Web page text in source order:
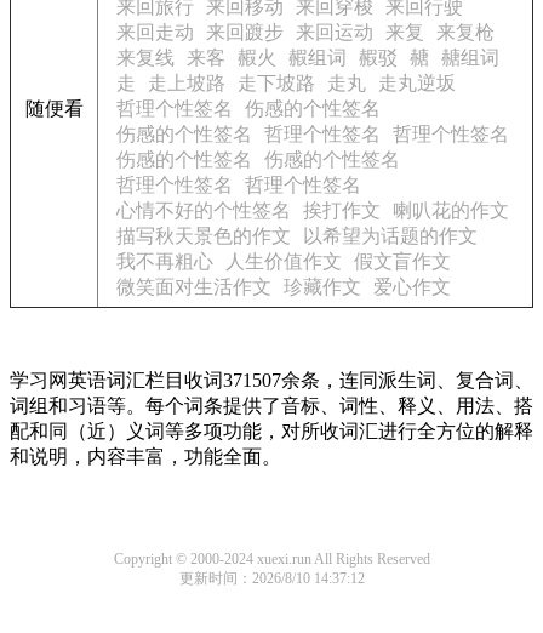
随便看
来回旅行
来回移动 来回穿梭
来回行驶
来回走动
来回踱步 来回运动 来复
来复枪
来复线
来客 赮火 赮组词 赮驳 赯
赯组词
走
走上坡路 走下坡路 走丸
走丸逆坂
哲理个性签名
伤感的个性签名
伤感的个性签名
哲理个性签名
哲理个性签名
伤感的个性签名
伤感的个性签名
哲理个性签名
哲理个性签名
心情不好的个性签名
挨打作文
喇叭花的作文
描写秋天景色的作文
以希望为话题的作文
我不再粗心
人生价值作文
假文盲作文
微笑面对生活作文
珍藏作文 爱心作文
学习网英语词汇栏目收词371507余条，连同派生词、复合词、
词组和习语等。每个词条提供了音标、词性、释义、用法、搭
配和同（近）义词等多项功能，对所收词汇进行全方位的解释
和说明，内容丰富，功能全面。
Copyright © 2000-2024 xuexi.run All Rights Reserved
更新时间：2026/8/10 14:37:12